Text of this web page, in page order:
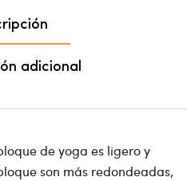
adicional
de yoga es ligero y
son más redondeadas,